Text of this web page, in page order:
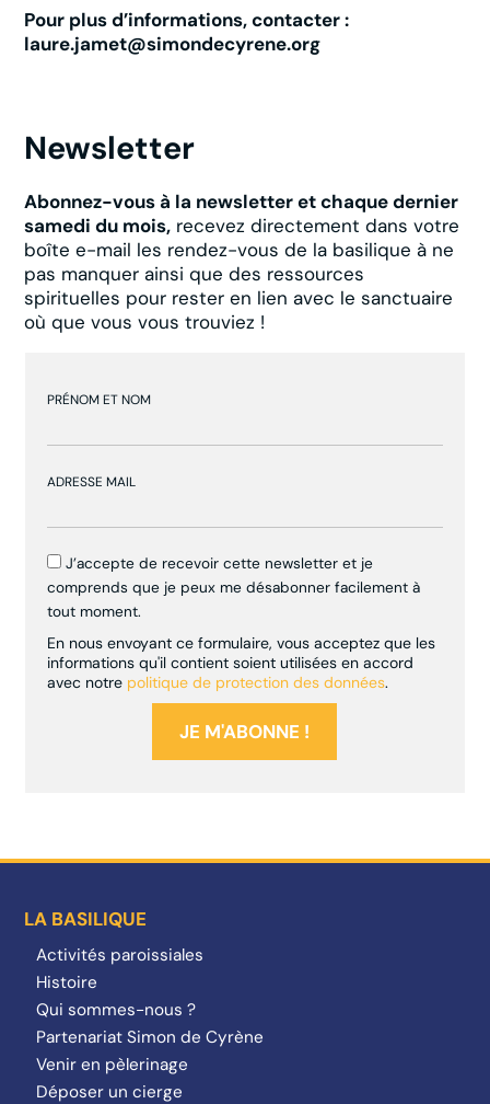
Pour plus d’informations, contacter :
laure.jamet@simondecyrene.org
Newsletter
Abonnez-vous à la newsletter et chaque dernier
samedi du mois, recevez directement dans votre
boîte e-mail les rendez-vous de la basilique à ne
pas manquer ainsi que des ressources
spirituelles pour rester en lien avec le sanctuaire
où que vous vous trouviez !
PRÉNOM ET NOM
ADRESSE MAIL
J’accepte de recevoir cette newsletter et je
comprends que je peux me désabonner facilement à
tout moment.
En nous envoyant ce formulaire, vous acceptez que les
informations qu'il contient soient utilisées en accord
avec notre politique de protection des données.
LA BASILIQUE
Activités paroissiales
Histoire
Qui sommes-nous ?
Partenariat Simon de Cyrène
Venir en pèlerinage
Déposer un cierge